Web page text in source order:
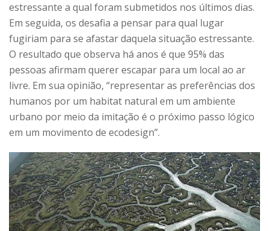
estressante a qual foram submetidos nos últimos dias.
Em seguida, os desafia a pensar para qual lugar
fugiriam para se afastar daquela situação estressante.
O resultado que observa há anos é que 95% das
pessoas afirmam querer escapar para um local ao ar
livre. Em sua opinião, “representar as preferências dos
humanos por um habitat natural em um ambiente
urbano por meio da imitação é o próximo passo lógico
em um movimento de ecodesign”.